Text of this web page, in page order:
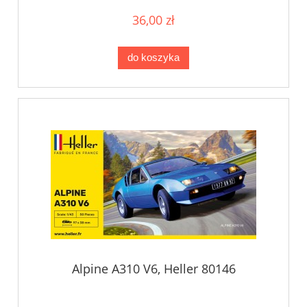
36,00 zł
do koszyka
Alpine A310 V6, Heller 80146